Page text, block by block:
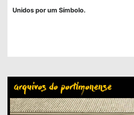
Unidos por um Símbolo.